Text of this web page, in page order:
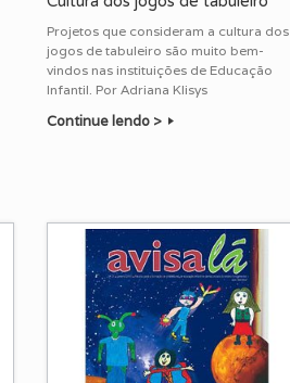
Projetos que consideram a cultura dos
jogos de tabuleiro são muito bem-
vindos nas instituições de Educação
Infantil. Por Adriana Klisys
Continue lendo >